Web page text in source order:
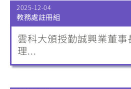
2025-12-04
教務處註冊組
雲科大頒授勤誠興業董
理...